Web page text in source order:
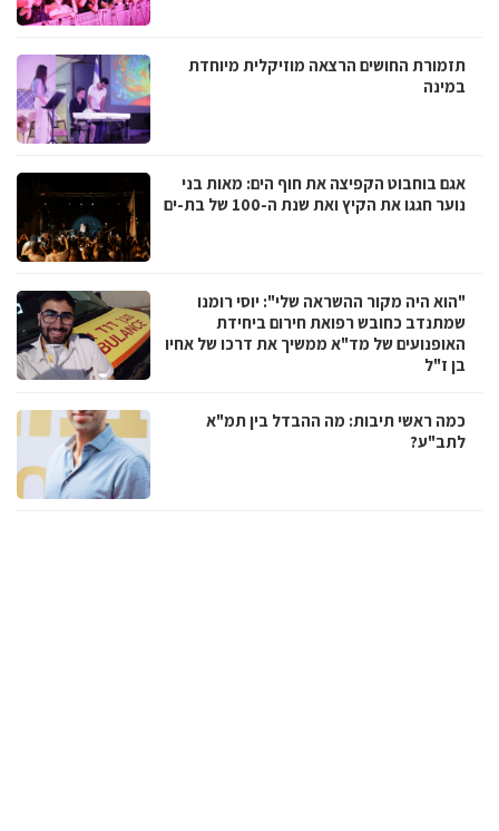
תזמורת החושים הרצאה מוזיקלית מיוחדת
במינה
אגם בוחבוט הקפיצה את חוף הים: מאות בני
נוער חגגו את הקיץ ואת שנת ה-100 של בת-ים
"הוא היה מקור ההשראה שלי": יוסי רומנו
שמתנדב כחובש רפואת חירום ביחידת
האופנועים של מד"א ממשיך את דרכו של אחיו
בן ז"ל
כמה ראשי תיבות: מה ההבדל בין תמ"א
לתב"ע?